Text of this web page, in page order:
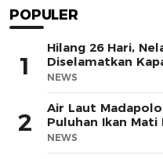
POPULER
1
Hilang 26 Hari,
Diselamatkan
NEWS
2
Air Laut
Puluhan Ikan
NEWS